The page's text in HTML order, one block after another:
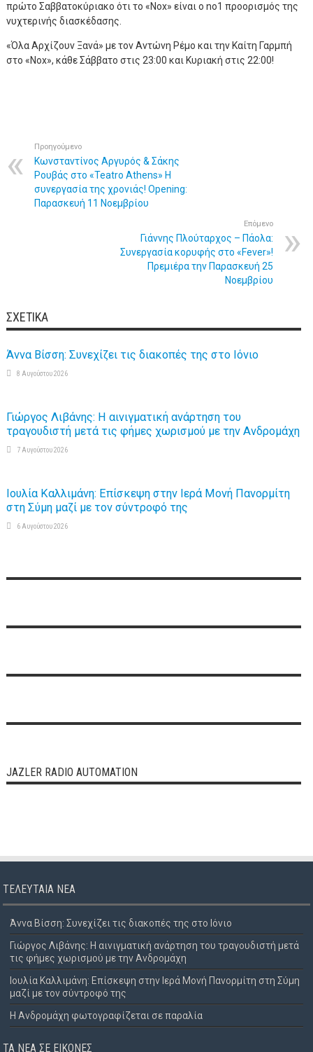
πρώτο Σαββατοκύριακο ότι το «Nox» είναι ο no1 προορισμός της
νυχτερινής διασκέδασης.
«Όλα Αρχίζουν Ξανά» με τον Αντώνη Ρέμο και την Καίτη Γαρμπή
στο «Nox», κάθε Σάββατο στις 23:00 και Κυριακή στις 22:00!
Προηγούμενο
Κωνσταντίνος Αργυρός & Σάκης
Ρουβάς στο «Teatro Athens» Η
συνεργασία της χρονιάς! Opening:
Παρασκευή 11 Νοεμβρίου
Επόμενο
Γιάννης Πλούταρχος – Πάολα:
Συνεργασία κορυφής στο «Fever»!
Πρεμιέρα την Παρασκευή 25
Νοεμβρίου
ΣΧΕΤΙΚΆ
Άννα Βίσση: Συνεχίζει τις διακοπές της στο Ιόνιο
8 Αυγούστου 2026
Γιώργος Λιβάνης: Η αινιγματική ανάρτηση του
τραγουδιστή μετά τις φήμες χωρισμού με την Ανδρομάχη
7 Αυγούστου 2026
Ιουλία Καλλιμάνη: Επίσκεψη στην Ιερά Μονή Πανορμίτη
στη Σύμη μαζί με τον σύντροφό της
6 Αυγούστου 2026
JAZLER RADIO AUTOMATION
ΤΕΛΕΥΤΑΊΑ ΝΈΑ
Άννα Βίσση: Συνεχίζει τις διακοπές της στο Ιόνιο
Γιώργος Λιβάνης: Η αινιγματική ανάρτηση του τραγουδιστή μετά
τις φήμες χωρισμού με την Ανδρομάχη
Ιουλία Καλλιμάνη: Επίσκεψη στην Ιερά Μονή Πανορμίτη στη Σύμη
μαζί με τον σύντροφό της
Η Ανδρομάχη φωτογραφίζεται σε παραλία
ΤΑ ΝΈΑ ΣΕ ΕΙΚΌΝΕΣ